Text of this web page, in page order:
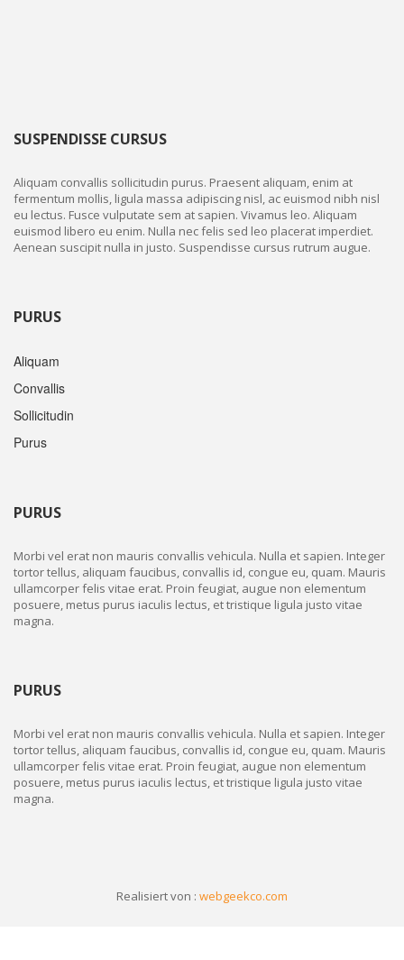
SUSPENDISSE CURSUS
Aliquam convallis sollicitudin purus. Praesent aliquam, enim at
fermentum mollis, ligula massa adipiscing nisl, ac euismod nibh nisl
eu lectus. Fusce vulputate sem at sapien. Vivamus leo. Aliquam
euismod libero eu enim. Nulla nec felis sed leo placerat imperdiet.
Aenean suscipit nulla in justo. Suspendisse cursus rutrum augue.
PURUS
Aliquam
Convallis
Sollicitudin
Purus
PURUS
Morbi vel erat non mauris convallis vehicula. Nulla et sapien. Integer
tortor tellus, aliquam faucibus, convallis id, congue eu, quam. Mauris
ullamcorper felis vitae erat. Proin feugiat, augue non elementum
posuere, metus purus iaculis lectus, et tristique ligula justo vitae
magna.
PURUS
Morbi vel erat non mauris convallis vehicula. Nulla et sapien. Integer
tortor tellus, aliquam faucibus, convallis id, congue eu, quam. Mauris
ullamcorper felis vitae erat. Proin feugiat, augue non elementum
posuere, metus purus iaculis lectus, et tristique ligula justo vitae
magna.
Realisiert von : webgeekco.com